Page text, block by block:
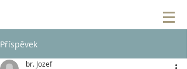
Příspěvek
br. Jozef